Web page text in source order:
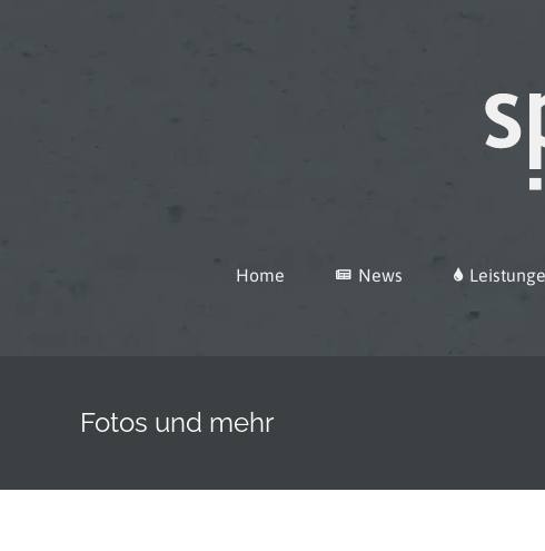
Home News
Fotos und mehr